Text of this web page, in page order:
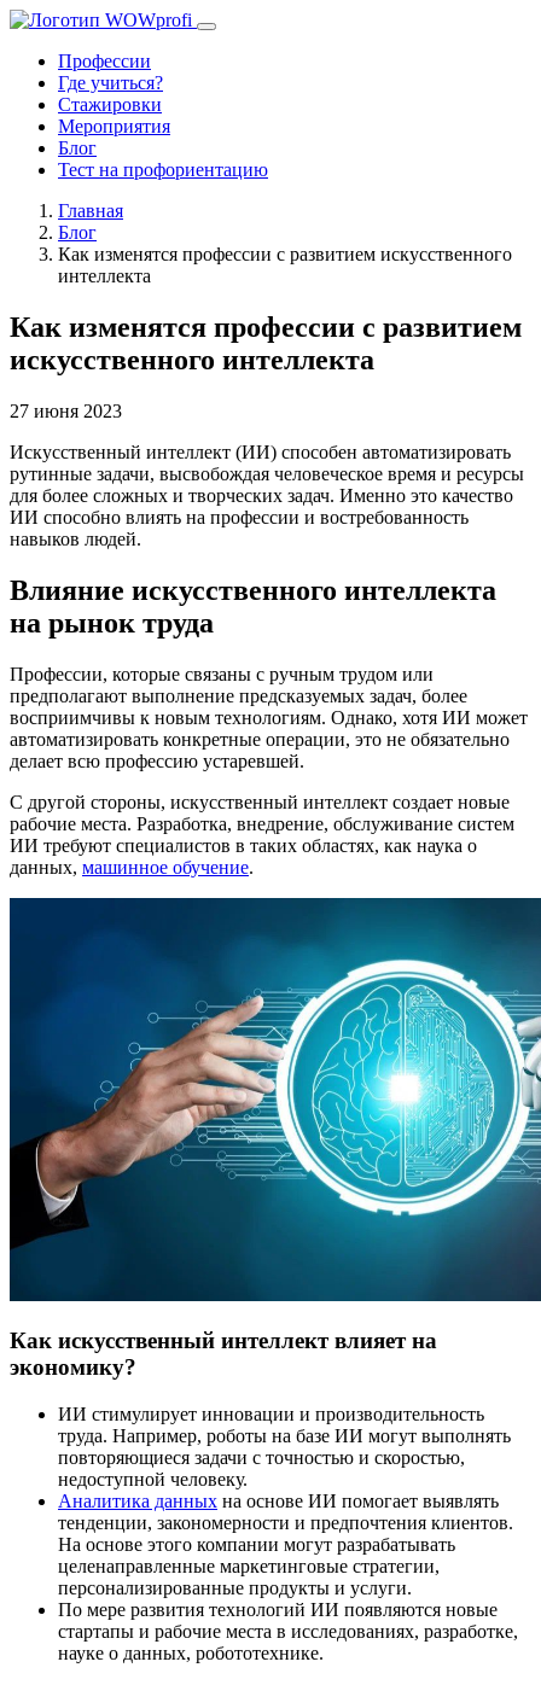
Профессии
Где учиться?
Стажировки
Мероприятия
Блог
Тест на профориентацию
Главная
Блог
Как изменятся профессии с развитием искусственного
интеллекта
Как изменятся профессии с развитием
искусственного интеллекта
27 июня 2023
Искусственный интеллект (ИИ) способен автоматизировать
рутинные задачи, высвобождая человеческое время и ресурсы
для более сложных и творческих задач. Именно это качество
ИИ способно влиять на профессии и востребованность
навыков людей.
Влияние искусственного интеллекта
на рынок труда
Профессии, которые связаны с ручным трудом или
предполагают выполнение предсказуемых задач, более
восприимчивы к новым технологиям. Однако, хотя ИИ может
автоматизировать конкретные операции, это не обязательно
делает всю профессию устаревшей.
С другой стороны, искусственный интеллект создает новые
рабочие места. Разработка, внедрение, обслуживание систем
ИИ требуют специалистов в таких областях, как наука о
данных, машинное обучение.
Как искусственный интеллект влияет на
экономику?
ИИ стимулирует инновации и производительность
труда. Например, роботы на базе ИИ могут выполнять
повторяющиеся задачи с точностью и скоростью,
недоступной человеку.
Аналитика данных на основе ИИ помогает выявлять
тенденции, закономерности и предпочтения клиентов.
На основе этого компании могут разрабатывать
целенаправленные маркетинговые стратегии,
персонализированные продукты и услуги.
По мере развития технологий ИИ появляются новые
стартапы и рабочие места в исследованиях, разработке,
науке о данных, робототехнике.